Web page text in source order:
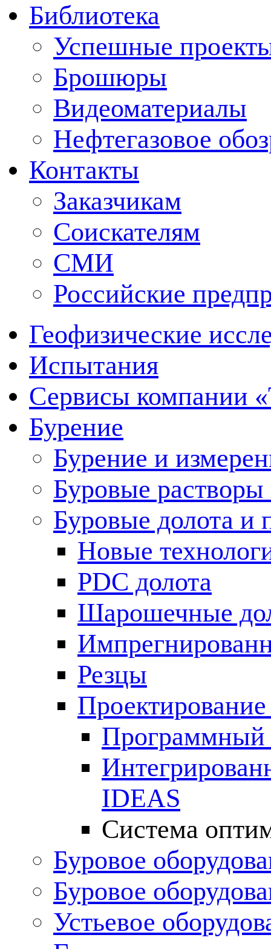
Библиотека
Успешные
Брошюры
Видеоматериалы
Нефтегазовое
Контакты
Заказчикам
Соискателям
СМИ
Российские
Геофизические
Испытания
Сервисы компании
Бурение
Бурение и
Буровые
Буровые долота и
Новые
PDC долота
Шарошечные
Резцы
Программный
IDEAS
Система
Буровое
Буровое
Устьевое